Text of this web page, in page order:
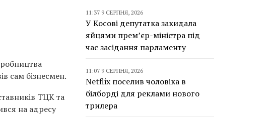
сам бізнесмен.
ТЦК та
на адресу
11:37 9 СЕРПНЯ, 2026
У Косові депутатка закидала
яйцями прем’єр-міністра під
час засідання парламенту
11:07 9 СЕРПНЯ, 2026
Netflix поселив чоловіка в
білборді для реклами нового
трилера